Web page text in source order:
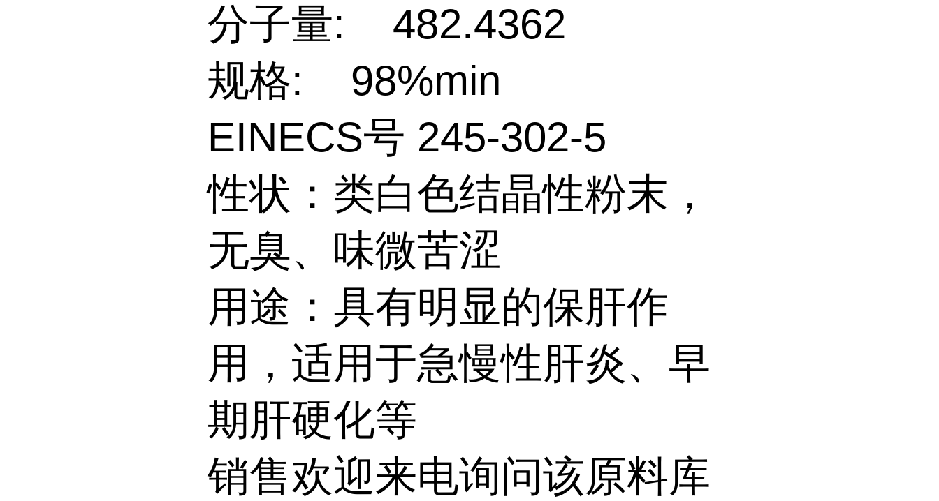
分子量: 482.4362
规格: 98%min
EINECS号 245-302-5
性状：类白色结晶性粉末，
无臭、味微苦涩
用途：具有明显的保肝作
用，适用于急慢性肝炎、早
期肝硬化等
销售欢迎来电询问该原料库